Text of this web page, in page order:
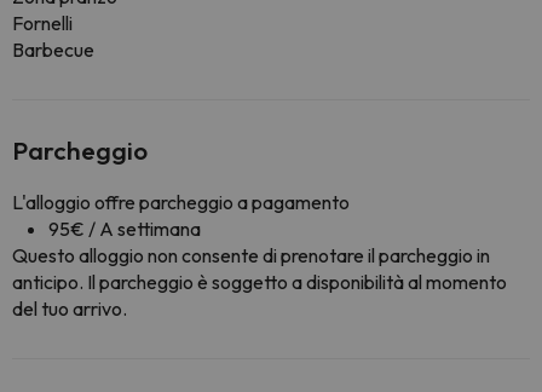
Fornelli
Barbecue
Parcheggio
L'alloggio offre parcheggio a pagamento
95€ / A settimana
Questo alloggio non consente di prenotare il parcheggio in
anticipo. Il parcheggio è soggetto a disponibilità al momento
del tuo arrivo.